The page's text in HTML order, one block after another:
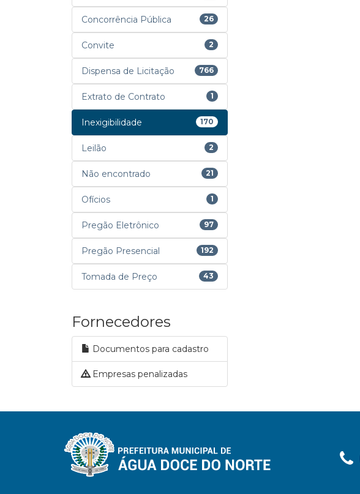
Concorrência Pública 26
Convite 2
Dispensa de Licitação 766
Extrato de Contrato 1
Inexigibilidade 170
Leilão 2
Não encontrado 21
Ofícios 1
Pregão Eletrônico 97
Pregão Presencial 192
Tomada de Preço 43
Fornecedores
Documentos para cadastro
Empresas penalizadas